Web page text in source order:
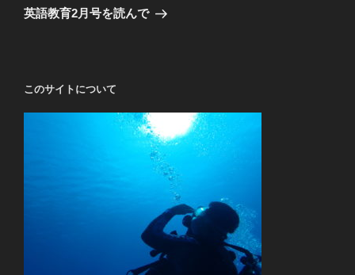
ー
の
英語教育2月号を読んで
このサイトについて